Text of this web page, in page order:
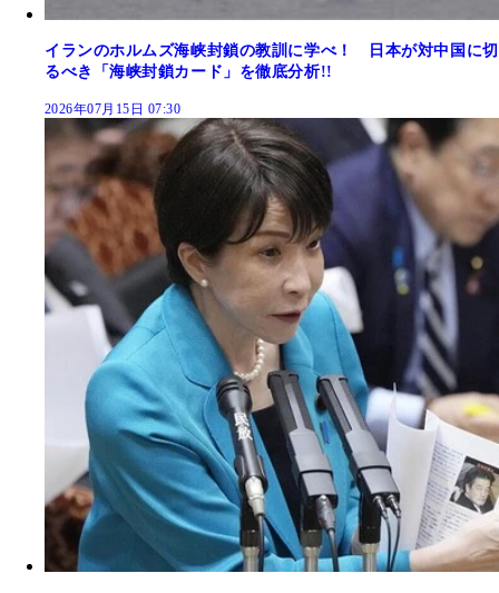
イランのホルムズ海峡封鎖の教訓に学べ！ 日本が対中国に切
るべき「海峡封鎖カード」を徹底分析!!
2026年07月15日 07:30